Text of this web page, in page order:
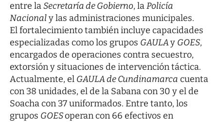
entre laSecretaría de Gobierno, laPolicía
Nacionaly las administraciones municipales.
El fortalecimiento también incluye capacidades
especializadas como los grupos GAULAy GOES,
encargados de operaciones contra secuestro,
extorsión y situaciones de intervención táctica.
Actualmente, el GAULA de Cundinamarca cuenta
con 38 unidades, el de la Sabana con 30 y el de
Soacha con 37 uniformados. Entre tanto, los
grupos GOESoperan con 66 efectivos en